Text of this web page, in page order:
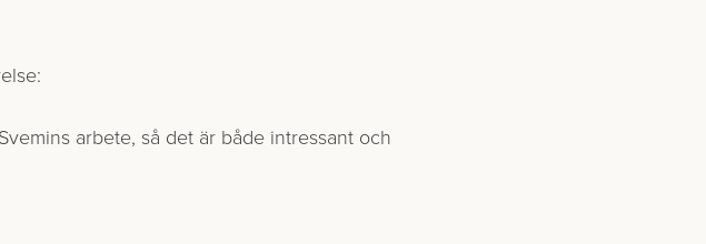
arbete, så det är både intressant och